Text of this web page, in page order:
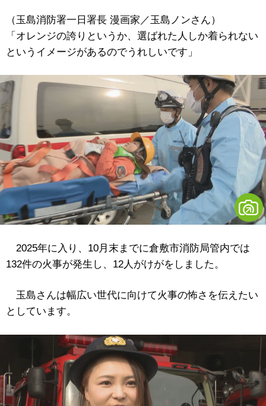
（玉島消防署一日署長 漫画家／玉島ノンさん）
「オレンジの誇りというか、選ばれた人しか着られない
というイメージがあるのでうれしいです」
2025年に入り、10月末までに倉敷市消防局管内では
132件の火事が発生し、12人がけがをしました。
玉島さんは幅広い世代に向けて火事の怖さを伝えたい
としています。